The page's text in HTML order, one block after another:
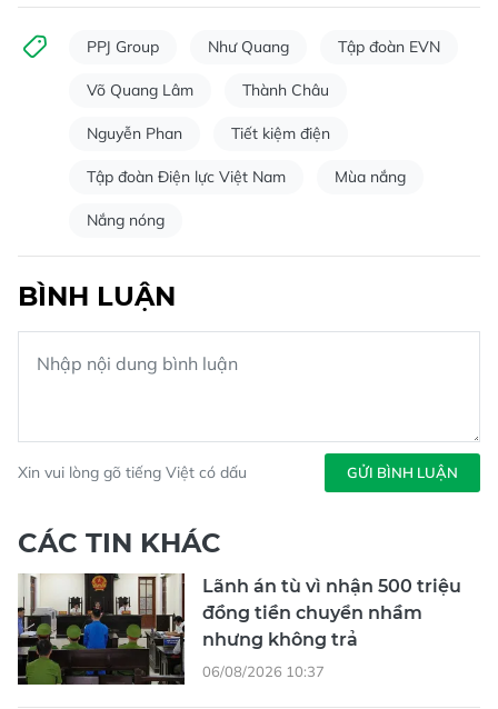
PPJ Group Như Quang Tập đoàn EVN
Võ Quang Lâm Thành Châu
Nguyễn Phan Tiết kiệm điện
Tập đoàn Điện lực Việt Nam Mùa nắng
Nắng nóng
BÌNH LUẬN
Xin vui lòng gõ tiếng Việt có dấu GỬI BÌNH LUẬN
CÁC TIN KHÁC
Lãnh án tù vì nhận 500 triệu
đồng tiền chuyển nhầm
nhưng không trả
06/08/2026 10:37